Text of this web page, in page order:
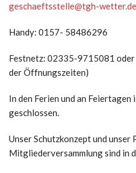
geschaeftsstelle@tgh-wetter.de
Handy: 0157- 58486296
Festnetz: 02335-9715081
der Öffnungszeiten)
In den Ferien und an
geschlossen.
Unser Schutzkonzept und
Mitgliederversammlung sind in